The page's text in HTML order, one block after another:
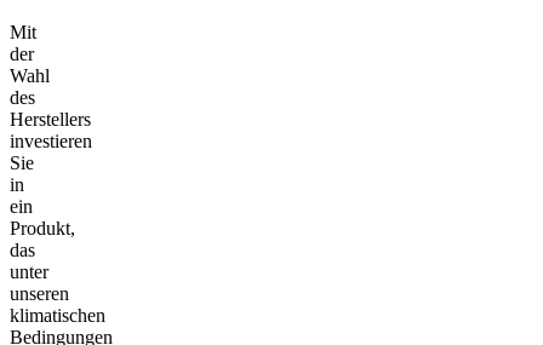
Mit
der
Wahl
des
Herstellers
investieren
Sie
in
ein
Produkt,
das
unter
unseren
klimatischen
Bedingungen